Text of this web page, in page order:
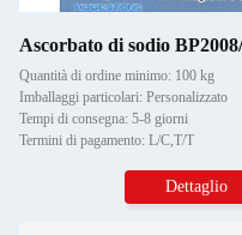
Ascorbato di sodio
Quantità di ordine minimo: 100 kg
Imballaggi particolari: Personalizzato
Tempi di consegna: 5-8 giorni
Termini di pagamento: L/C,T/T
Dettaglio